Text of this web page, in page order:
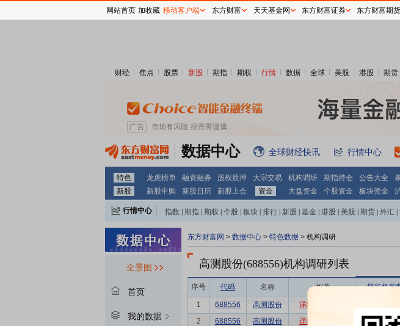
财经 焦点 股票 新股 期指 期权 行情 数据 全球 美股 港股 期货
数据中心 全球财经快讯 行情中心
特色 龙虎榜单 融资融券 股权质押 大宗交易 机构调研 期指持仓 公告大全
新股
新股申购 新股日历 新股上会 资金 大盘资金 个股资金 板块资金
行情中心 指数 期指 期权 个股 板块 排行 新股 基金 港股 美股 期货 外汇
全景图
首页
我的数据
东方财富网 > 数据中心 > 特色数据 > 机构调研
高测股份(688556)机构调研列表
序号 代码 名称 相关 接待机构
1 688556 高测股份 详细
2
688556 高测股份 详细 81
网站首页 加收藏 移动客户端 东方财富 天天基金网 东方财富证券 东方财富期货